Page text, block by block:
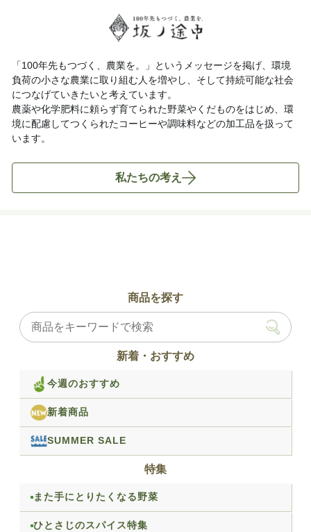
「100年先もつづく、農業を。」というメッセージを掲げ、環境
負荷の小さな農業に取り組む人を増やし、そして持続可能な社会
につなげていきたいと考えています。
農薬や化学肥料に頼らず育てられた野菜やくだものをはじめ、環
境に配慮してつくられたコーヒーや調味料などの加工品を扱って
います。
私たちの考え
商品を探す
新着・おすすめ
今週のおすすめ
新着商品
SUMMER SALE
特集
また手にとりたくなる野菜
ひとさじのスパイス特集